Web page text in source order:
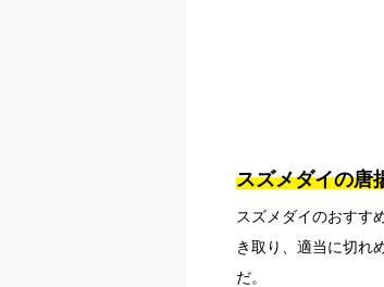
スズメダイの唐
スズメダイのおすす
き取り、適当に切れ
だ。